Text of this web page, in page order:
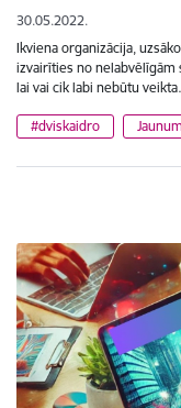
30.05.2022.
Ikviena organizācija,
izvairīties no nelabvēlīgām
lai vai cik labi nebūtu
#dviskaidro